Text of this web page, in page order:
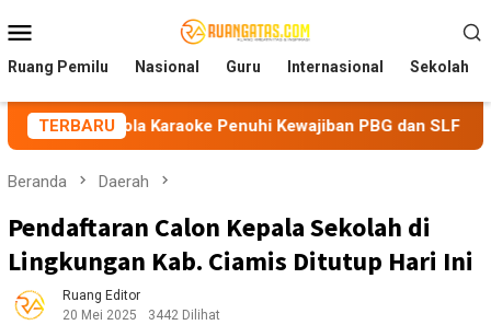
ke
kontenMobile
Ruang Pemilu Nasional Guru Internasional Sekolah
TERBARU
Karaoke Penuhi Kewajiban PBG dan SLF BEM
Beranda Daerah
Pendaftaran Calon Kepala Sekolah di
Lingkungan Kab. Ciamis Ditutup Hari Ini
Ruang Editor
20 Mei 2025
3442 Dilihat